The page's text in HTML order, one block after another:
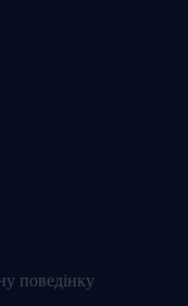
поведінку